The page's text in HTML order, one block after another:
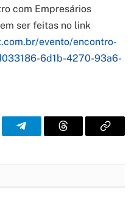
com Empresários
ser feitas no link
evento/encontro-
6d1b-4270-93a6-
TelegramThreads Copy